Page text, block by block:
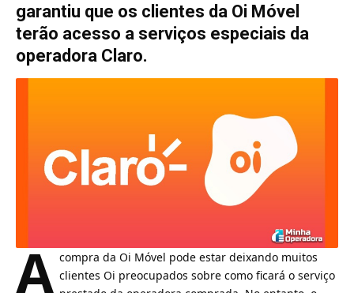
garantiu que os clientes da Oi Móvel
terão acesso a serviços especiais da
operadora Claro.
A compra da Oi Móvel pode estar deixando muitos
clientes Oi preocupados sobre como ficará o serviço